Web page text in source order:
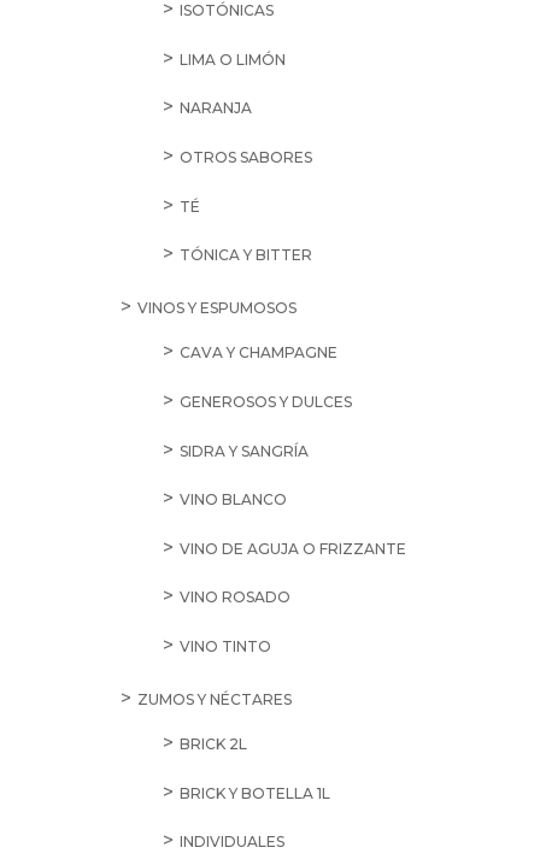
ISOTÓNICAS
LIMA O LIMÓN
NARANJA
OTROS SABORES
TÉ
TÓNICA Y BITTER
VINOS Y ESPUMOSOS
CAVA Y CHAMPAGNE
GENEROSOS Y DULCES
SIDRA Y SANGRÍA
VINO BLANCO
VINO DE AGUJA O FRIZZANTE
VINO ROSADO
VINO TINTO
ZUMOS Y NÉCTARES
BRICK 2L
BRICK Y BOTELLA 1L
INDIVIDUALES